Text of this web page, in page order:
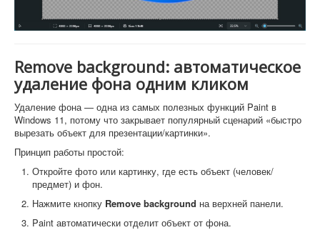
Remove background: автоматическое
удаление фона одним кликом
Удаление фона — одна из самых полезных функций Paint в
Windows 11, потому что закрывает популярный сценарий «быстро
вырезать объект для презентации/картинки».
Принцип работы простой:
Откройте фото или картинку, где есть объект (человек/
предмет) и фон.
Нажмите кнопку Remove background на верхней панели.
Paint автоматически отделит объект от фона.